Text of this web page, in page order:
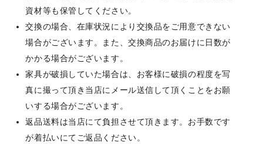
資材等も保管してください。
交換の場合、在庫状況により交換品をご用意できない
場合がございます。また、交換商品のお届けに日数が
かかる場合がございます。
家具が破損していた場合は、お客様に破損の程度を写
真に撮って頂き当店にメール送信して頂くことをお願
いする場合がございます。
返品送料は当店にて負担させて頂きます。お手数です
が着払いにてご返品ください。